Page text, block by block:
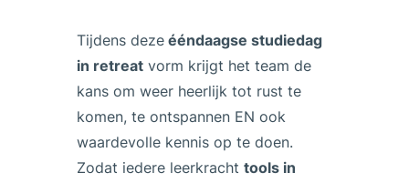
Tijdens dezeééndaagse studiedag
in retreatvorm krijgt het team de
kans om weer heerlijk tot rust te
komen, te ontspannen EN ook
waardevolle kennis op te doen.
Zodat iedere leerkracht tools in